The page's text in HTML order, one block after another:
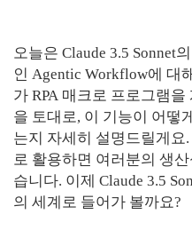
오늘은 Claude 3.5 Sonnet
인 Agentic Workflow에 대
가 RPA 매크로 프로그램
을 토대로, 이 기능이 어떻
는지 자세히 설명드릴게요
로 활용하면 여러분의 생
습니다. 이제 Claude 3.5
의 세계로 들어가 볼까요?